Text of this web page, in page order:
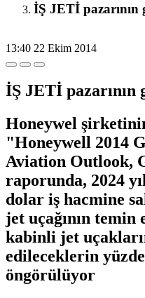
İŞ JETİ pazarının
13:40 22 Ekim 2014
İŞ JETİ pazarının
Honeywel
"Honeywell 2014
Aviation Outlook,
raporunda, 2024
dolar iş hacmine
jet uçağının
kabinli jet
edileceklerin yüzde
öngörülüyor